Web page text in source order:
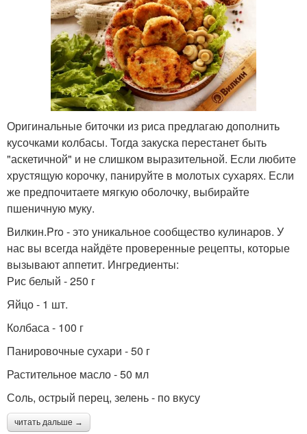
Оригинальные биточки из риса предлагаю дополнить
кусочками колбасы. Тогда закуска перестанет быть
"аскетичной" и не слишком выразительной. Если любите
хрустящую корочку, панируйте в молотых сухарях. Если
же предпочитаете мягкую оболочку, выбирайте
пшеничную муку.
Вилкин.Pro - это уникальное сообщество кулинаров. У
нас вы всегда найдёте проверенные рецепты, которые
вызывают аппетит. Ингредиенты:
Рис белый - 250 г
Яйцо - 1 шт.
Колбаса - 100 г
Панировочные сухари - 50 г
Растительное масло - 50 мл
Соль, острый перец, зелень - по вкусу
читать дальше →